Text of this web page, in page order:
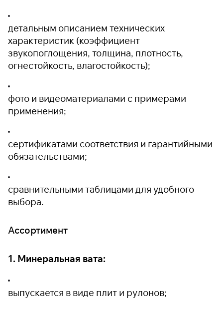
детальным описанием технических
характеристик (коэффициент
звукопоглощения, толщина, плотность,
огнестойкость, влагостойкость);
фото и видеоматериалами с примерами
применения;
сертификатами соответствия и гарантийными
обязательствами;
сравнительными таблицами для удобного
выбора.
Ассортимент
1. Минеральная вата:
выпускается в виде плит и рулонов;